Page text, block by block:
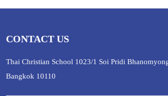
CONTACT US
Thai Christian School 1023/1 Soi Pridi
Bangkok 10110